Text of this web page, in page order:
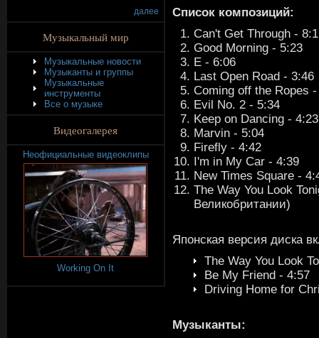
далее
Музыкальный мир
Музыкальные новости
Музыканты и группы
Музыкальные
инструменты
Все о музыке
Видеогалерея
Неофициальные видеоклипы
Working On It
Список композиций:
Can't Get Through -
Good Morning - 5:23
E - 6:06
Last Open Road - 3:46
Coming off the Ropes
Evil No. 2 - 5:34
Keep on Dancing - 4:23
Marvin - 5:04
Firefly - 4:42
I'm in My Car - 4:39
New Times Square -
The Way You Look
Великобритании)
Японская версия диска
The Way You Look
Be My Friend - 4:57
Driving Home for
Музыканты: